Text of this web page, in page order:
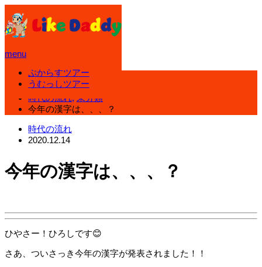
menu
ぷからすツアー
うむっしツアー
ホーム
ブログ
時代の流れ, 未分類
今年の漢字は、、、？
時代の流れ
2020.12.14
今年の漢字は、、、？
ひやさー！ひろしです😊
さあ、ついさっき今年の漢字が発表されました！！